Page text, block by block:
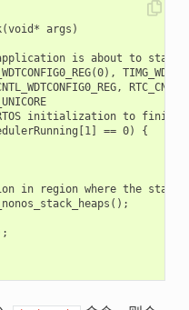
args)
is about to start,
initialization to finish
== 0) {
in region where the